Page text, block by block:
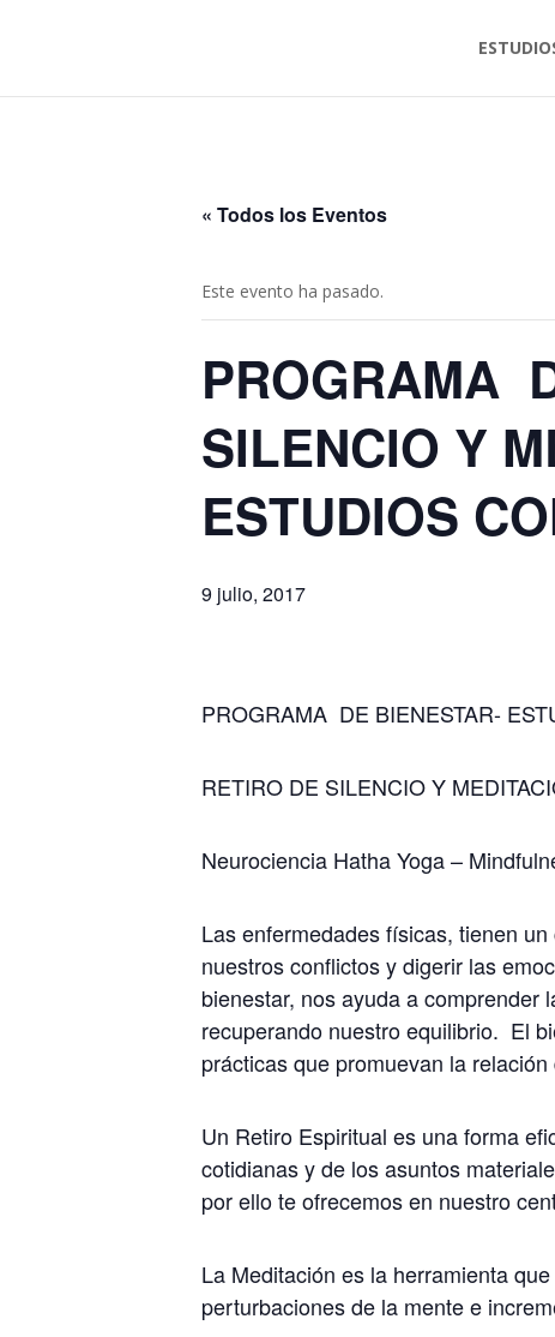
« Todos los Eventos
Este evento ha pasado.
PROGRAMA
SILENCIO Y
ESTUDIOS
9 julio, 2017
PROGRAMA DE BIENESTAR-
RETIRO DE SILENCIO Y
Neurociencia Hatha Yoga –
Las enfermedades físicas, tienen
nuestros conflictos y digerir las
bienestar, nos ayuda a comprender
recuperando nuestro equilibrio. El
prácticas que promuevan la
Un Retiro Espiritual es una forma
cotidianas y de los asuntos
por ello te ofrecemos en nuestro
La Meditación es la herramienta
perturbaciones de la mente e